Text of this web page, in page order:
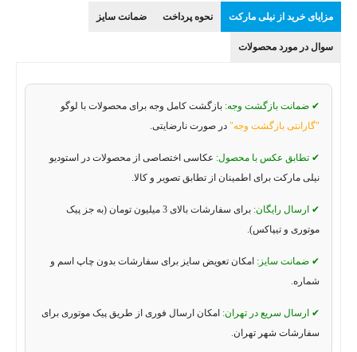
مزایای خرید از نیلی مارکت نحوه پرداخت ضمانت سایز
سوال در مورد محصولات
✔ ضمانت بازگشت وجه: بازگشت کامل وجه برای محصولات با لوگو
"گارانتی بازگشت وجه" در صورت نارضایتی.
✔ تطابق عکس با محصول: عکاسی اختصاصی از محصولات در استودیو
نیلی مارکت برای اطمینان از تطابق تصویر و کالا.
✔ ارسال رایگان:
برای سفارشات بالای 3 میلیون تومان (به جز پیک
موتوری و تیپاکس).
✔ ضمانت سایز: امکان تعویض سایز برای سفارشات بدون چاپ اسم و
شماره.
✔ ارسال سریع در تهران: امکان ارسال فوری از طریق پیک موتوری برای
سفارشات شهر تهران.